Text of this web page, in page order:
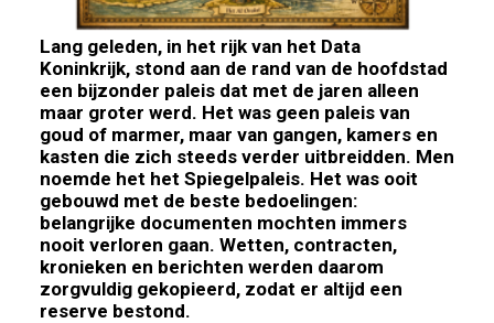
Lang geleden, in het rijk van het Data
Koninkrijk, stond aan de rand van de hoofdstad
een bijzonder paleis dat met de jaren alleen
maar groter werd. Het was geen paleis van
goud of marmer, maar van gangen, kamers en
kasten die zich steeds verder uitbreidden. Men
noemde het het Spiegelpaleis. Het was ooit
gebouwd met de beste bedoelingen:
belangrijke documenten mochten immers
nooit verloren gaan. Wetten, contracten,
kronieken en berichten werden daarom
zorgvuldig gekopieerd, zodat er altijd een
reserve bestond.